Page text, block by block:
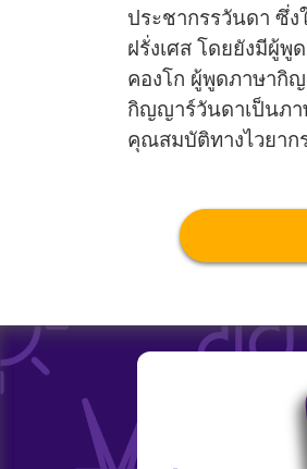
ประชากรรวันดา ซึ่ง
ฝรั่งเศส โดยยังมีผู้
คองโก ผู้พูดภาษากิ
กิญญาร์วันดาเป็นภา
คุณสมบัติทางไวยา